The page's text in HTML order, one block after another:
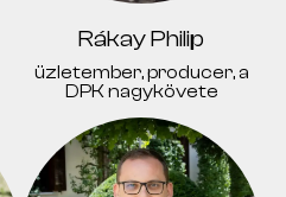
Rákay Philip
üzletember, producer, a
DPK nagykövete